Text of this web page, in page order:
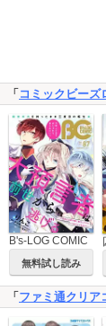
「コミックビーズ
B's-LOG COMIC
無料試し読み
「 ファミ通クリア